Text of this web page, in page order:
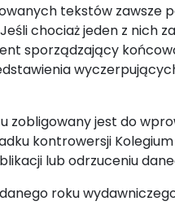
tekstów zawsze
chociaż jeden z nich
sporządzający
zobligowany jest do
kontrowersji
lub odrzuceniu
roku